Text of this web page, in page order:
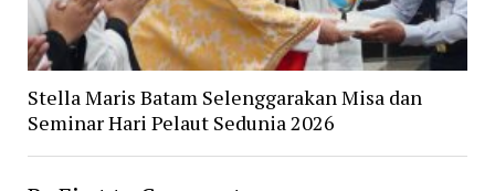
Stella Maris Batam Selenggarakan Misa dan
Seminar Hari Pelaut Sedunia 2026